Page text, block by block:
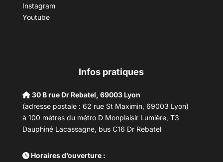
Instagram
Youtube
Infos pratiques
30 B rue Dr Rebatel, 69003 Lyon
(adresse postale : 62 rue St Maximin, 69003 Lyon)
à 100 mètres du métro D Monplaisir Lumière, T3
Dauphiné Lacassagne, bus C16 Dr Rebatel
Horaires d’ouverture :